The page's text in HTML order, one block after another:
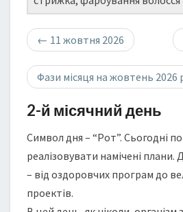
← 11 жовтня 2026
Фази місяця на жовтень 2026
2-й місячний день
Символ дня – “Рот”. Сьогодні
реалізовувати намічені
– від оздоровчих програм до
проектів.